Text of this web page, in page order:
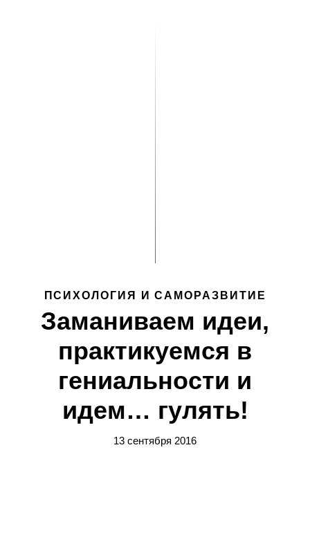
ПСИХОЛОГИЯ И САМОРАЗВИТИЕ
Заманиваем идеи,
практикуемся в
гениальности и
идем… гулять!
13 сентября 2016